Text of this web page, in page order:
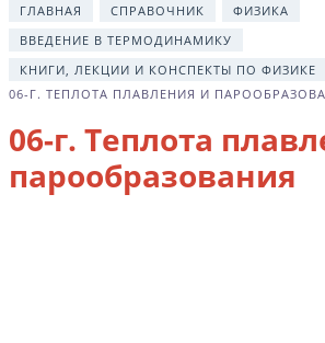
ГЛАВНАЯ СПРАВОЧНИК
ФИЗИКА
ВВЕДЕНИЕ В ТЕРМОДИНАМИКУ
КНИГИ, ЛЕКЦИИ И КОНСПЕКТЫ ПО ФИЗИКЕ
06-Г. ТЕПЛОТА ПЛАВЛЕНИЯ И
06-г. Теплота
парообразования